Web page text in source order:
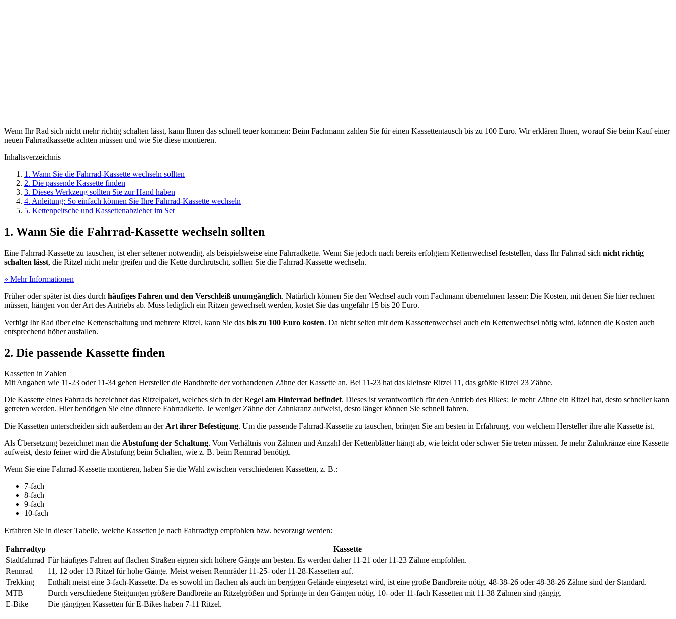
Wenn Ihr Rad sich nicht mehr richtig schalten lässt, kann Ihnen das schnell teuer kommen: Beim Fachmann zahlen Sie für einen Kassettentausch bis zu 100 Euro. Wir erklären Ihnen, worauf Sie beim Kauf einer
neuen Fahrradkassette achten müssen und wie Sie diese montieren.
Inhaltsverzeichnis
1. Wann Sie die Fahrrad-Kassette wechseln sollten
2. Die passende Kassette finden
3. Dieses Werkzeug sollten Sie zur Hand haben
4. Anleitung: So einfach können Sie Ihre Fahrrad-Kassette wechseln
5. Kettenpeitsche und Kassettenabzieher im Set
1. Wann Sie die Fahrrad-Kassette wechseln sollten
Eine Fahrrad-Kassette zu tauschen, ist eher seltener notwendig, als beispielsweise eine Fahrradkette. Wenn Sie jedoch nach bereits erfolgtem Kettenwechsel feststellen, dass Ihr Fahrrad sich nicht richtig
schalten lässt, die Ritzel nicht mehr greifen und die Kette durchrutscht, sollten Sie die Fahrrad-Kassette wechseln.
» Mehr Informationen
Früher oder später ist dies durch häufiges Fahren und den Verschleiß unumgänglich. Natürlich können Sie den Wechsel auch vom Fachmann übernehmen lassen: Die Kosten, mit denen Sie hier rechnen
müssen, hängen von der Art des Antriebs ab. Muss lediglich ein Ritzen gewechselt werden, kostet Sie das ungefähr 15 bis 20 Euro.
Verfügt Ihr Rad über eine Kettenschaltung und mehrere Ritzel, kann Sie das bis zu 100 Euro kosten. Da nicht selten mit dem Kassettenwechsel auch ein Kettenwechsel nötig wird, können die Kosten auch
entsprechend höher ausfallen.
2. Die passende Kassette finden
Kassetten in Zahlen
Mit Angaben wie 11-23 oder 11-34 geben Hersteller die Bandbreite der vorhandenen Zähne der Kassette an. Bei 11-23 hat das kleinste Ritzel 11, das größte Ritzel 23 Zähne.
Die Kassette eines Fahrrads bezeichnet das Ritzelpaket, welches sich in der Regel am Hinterrad befindet. Dieses ist verantwortlich für den Antrieb des Bikes: Je mehr Zähne ein Ritzel hat, desto schneller kann
getreten werden. Hier benötigen Sie eine dünnere Fahrradkette. Je weniger Zähne der Zahnkranz aufweist, desto länger können Sie schnell fahren.
Die Kassetten unterscheiden sich außerdem an derArt ihrer Befestigung. Um die passende Fahrrad-Kassette zu tauschen, bringen Sie am besten in Erfahrung, von welchem Hersteller ihre alte Kassette ist.
Als Übersetzung bezeichnet man die Abstufung der Schaltung. Vom Verhältnis von Zähnen und Anzahl der Kettenblätter hängt ab, wie leicht oder schwer Sie treten müssen. Je mehr Zahnkränze eine Kassette
aufweist, desto feiner wird die Abstufung beim Schalten, wie z. B. beim Rennrad benötigt.
Wenn Sie eine Fahrrad-Kassette montieren, haben Sie die Wahl zwischen verschiedenen Kassetten, z. B.:
7-fach
8-fach
9-fach
10-fach
Erfahren Sie in dieser Tabelle, welche Kassetten je nach Fahrradtyp empfohlen bzw. bevorzugt werden:
Fahrradtyp
Kassette
Stadtfahrrad Für häufiges Fahren auf flachen Straßen eignen sich höhere Gänge am besten. Es werden daher 11-21 oder 11-23 Zähne empfohlen.
Rennrad
11, 12 oder 13 Ritzel für hohe Gänge. Meist weisen Rennräder 11-25- oder 11-28-Kassetten auf.
Trekking
Enthält meist eine 3-fach-Kassette. Da es sowohl im flachen als auch im bergigen Gelände eingesetzt wird, ist eine große Bandbreite nötig. 48-38-26 oder 48-38-26 Zähne sind der Standard.
MTB
Durch verschiedene Steigungen größere Bandbreite an Ritzelgrößen und Sprünge in den Gängen nötig. 10- oder 11-fach Kassetten mit 11-38 Zähnen sind gängig.
E-Bike
Die gängigen Kassetten für E-Bikes haben 7-11 Ritzel.